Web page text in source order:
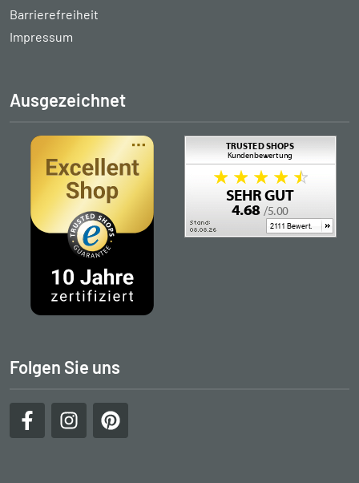
Barrierefreiheit
Impressum
Ausgezeichnet
Folgen Sie uns